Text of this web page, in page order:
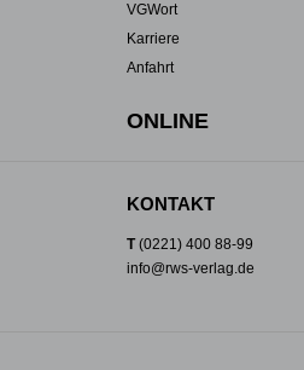
VGWort
Karriere
Anfahrt
ONLINE
KONTAKT
T(0221) 400 88-99
info@rws-verlag.de